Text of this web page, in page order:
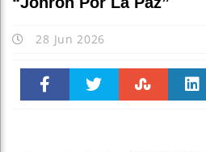
28 Jun 2026